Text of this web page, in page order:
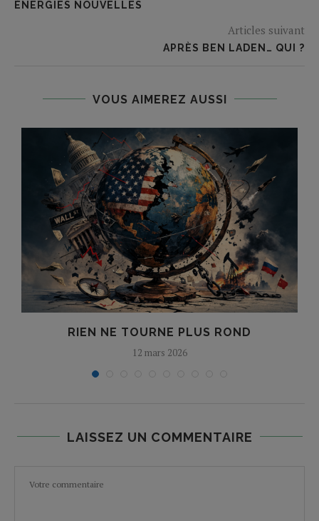
ÉNERGIES NOUVELLES
Articles suivant
APRÈS BEN LADEN… QUI ?
VOUS AIMEREZ AUSSI
RIEN NE TOURNE PLUS ROND
12 mars 2026
LAISSEZ UN COMMENTAIRE